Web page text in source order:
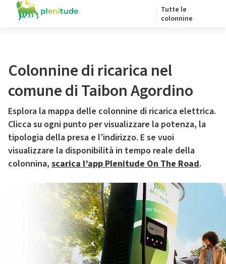
Tutte le
colonnine
Colonnine di ricarica nel
comune di Taibon Agordino
Esplora la mappa delle colonnine di ricarica elettrica.
Clicca su ogni punto per visualizzare la potenza, la
tipologia della presa e l’indirizzo. E se vuoi
visualizzare la disponibilità in tempo reale della
colonnina, scarica l’app Plenitude On The Road.